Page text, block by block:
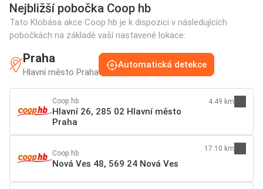
Nejbližší pobočka Coop hb
Tato Klobása akce Coop hb je k dispozici v následujících
pobočkách na základě vaší nastavené lokace:
Praha
Hlavní město Praha
Automatická detekce
Coop hb
Hlavní 26, 285 02 Hlavní město
Praha
4.49 km
Coop hb
Nová Ves 48, 569 24 Nová Ves
17.10 km